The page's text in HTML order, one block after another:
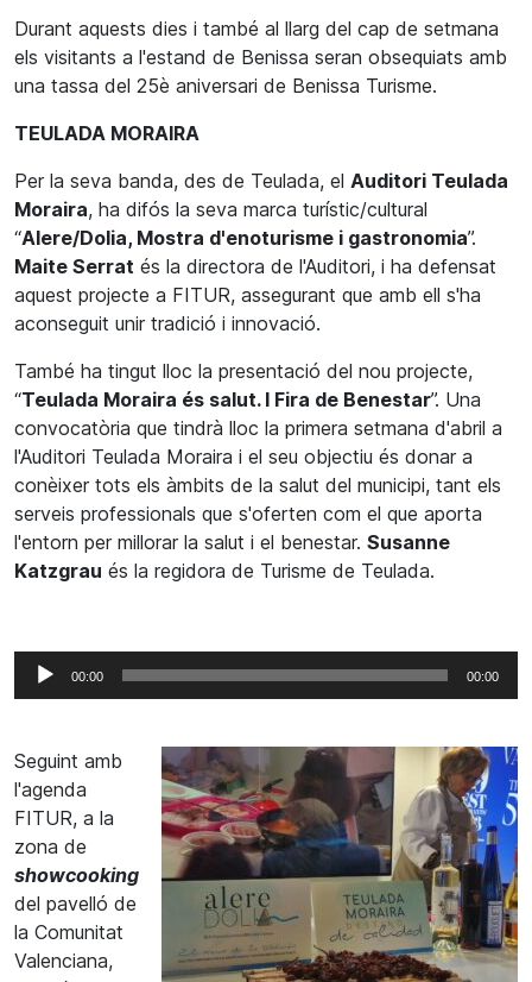
Durant aquests dies i també al llarg del cap de setmana
els visitants a l'estand de Benissa seran obsequiats amb
una tassa del 25è aniversari de Benissa Turisme.
TEULADA MORAIRA
Per la seva banda, des de Teulada, el Auditori Teulada
Moraira, ha difós la seva marca turístic/cultural
“Alere/Dolia, Mostra d'enoturisme i gastronomia”.
Maite Serrat és la directora de l'Auditori, i ha defensat
aquest projecte a FITUR, assegurant que amb ell s'ha
aconseguit unir tradició i innovació.
També ha tingut lloc la presentació del nou projecte,
“Teulada Moraira és salut. I Fira de Benestar”. Una
convocatòria que tindrà lloc la primera setmana d'abril a
l'Auditori Teulada Moraira i el seu objectiu és donar a
conèixer tots els àmbits de la salut del municipi, tant els
serveis professionals que s'oferten com el que aporta
l'entorn per millorar la salut i el benestar. Susanne
Katzgrau és la regidora de Turisme de Teulada.
Reproductor
00:00 00:00
Seguint amb
l'agenda
FITUR, a la
zona de
showcooking
del pavelló de
la Comunitat
Valenciana,